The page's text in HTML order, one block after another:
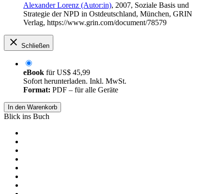
Alexander Lorenz (Autor:in), 2007, Soziale Basis und
Strategie der NPD in Ostdeutschland, München, GRIN
Verlag, https://www.grin.com/document/78579
Schließen
eBook fürUS$ 45,99
Sofort herunterladen. Inkl. MwSt.
Format: PDF – für alle Geräte
In den Warenkorb
Blick ins Buch